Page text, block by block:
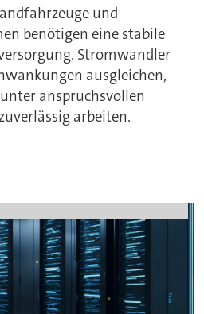
und
benötigen eine stabile
Stromwandler
ausgleichen,
anspruchsvollen
arbeiten.